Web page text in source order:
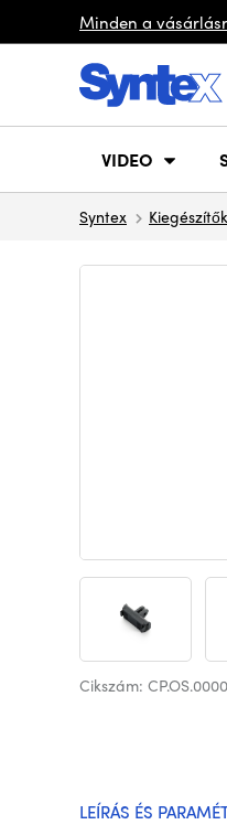
Minden a
VIDEO
Syntex Kiegészítők
Cikszám:
LEÍRÁS ÉS